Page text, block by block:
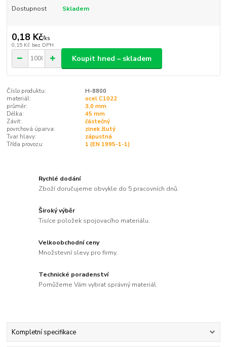
Dostupnost Skladem
0,18 Kč/ks
0,15 Kč bez DPH
Koupit hned – skladem
Číslo produktu:
H-8800
materiál:
ocel C1022
průměr:
3,0 mm
Délka:
45 mm
Závit:
částečný
povrchová úparva:
zinek žlutý
Tvar hlavy:
zápustná
Třída provozu:
1 (EN 1995-1-1)
Rychlé dodání
Zboží doručujeme obvykle do 5 pracovních dnů.
Široký výběr
Tisíce položek spojovacího materiálu.
Velkoobchodní ceny
Množstevní slevy pro firmy.
Technické poradenství
Pomůžeme Vám vybrat správný materiál.
Kompletní specifikace